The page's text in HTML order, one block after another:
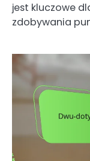
jest kluczowe
zdobywania